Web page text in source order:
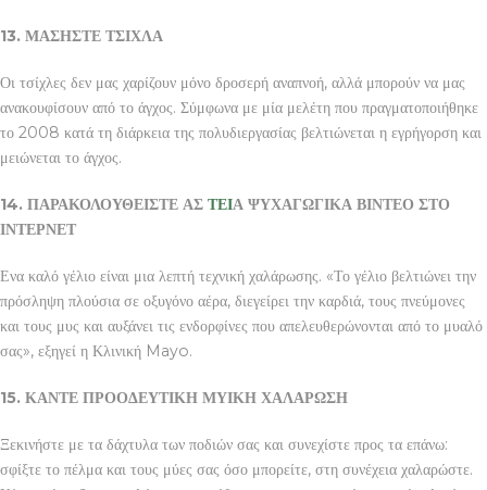
13. ΜΑΣΗΣΤΕ ΤΣΙΧΛΑ
Οι τσίχλες δεν μας χαρίζουν μόνο δροσερή αναπνοή, αλλά μπορούν να μας
ανακουφίσουν από το άγχος. Σύμφωνα με μία μελέτη που πραγματοποιήθηκε
το 2008 κατά τη διάρκεια της πολυδιεργασίας βελτιώνεται η εγρήγορση και
μειώνεται το άγχος.
14. ΠΑΡΑΚΟΛΟΥΘΕΙΣΤΕ ΑΣ ΤΕΙΑ ΨΥΧΑΓΩΓΙΚΑ ΒΙΝΤΕΟ ΣΤΟ
ΙΝΤΕΡΝΕΤ
Ενα καλό γέλιο είναι μια λεπτή τεχνική χαλάρωσης. «Το γέλιο βελτιώνει την
πρόσληψη πλούσια σε οξυγόνο αέρα, διεγείρει την καρδιά, τους πνεύμονες
και τους μυς και αυξάνει τις ενδορφίνες που απελευθερώνονται από το μυαλό
σας», εξηγεί η Κλινική Mayo.
15. ΚΑΝΤΕ ΠΡΟΟΔΕΥΤΙΚΗ ΜΥΙΚΗ ΧΑΛΑΡΩΣΗ
Ξεκινήστε με τα δάχτυλα των ποδιών σας και συνεχίστε προς τα επάνω:
σφίξτε το πέλμα και τους μύες σας όσο μπορείτε, στη συνέχεια χαλαρώστε.